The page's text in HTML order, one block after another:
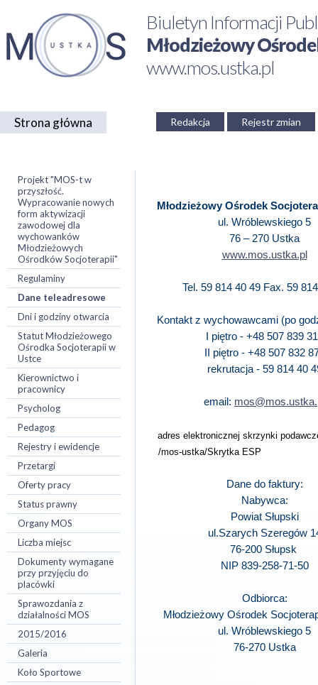
Biuletyn Informacji
Młodzieżowy
www.mos.ustka.pl
Strona główna Redakcja Rejestr zmian
Projekt "MOS-t w
przyszłość.
Wypracowanie nowych
form aktywizacji
zawodowej dla
wychowanków
Młodzieżowych
Ośrodków Socjoterapii"
Regulaminy
Dane teleadresowe
Dni i godziny otwarcia
Statut Młodzieżowego
Ośrodka Socjoterapii w
Ustce
Kierownictwo i
pracownicy
Psycholog
Pedagog
Rejestry i ewidencje
Przetargi
Oferty pracy
Status prawny
Organy MOS
Liczba miejsc
Dokumenty wymagane
przy przyjęciu do
placówki
Sprawozdania z
działalności MOS
2015/2016
Galeria
Koło Sportowe
Młodzieżowy Ośrodek
ul. Wróblewskiego 5
76 – 270 Ustka
www.mos.ustka.pl
Tel. 59 814 40 49 Fax. 59
Kontakt z wychowawcami (po
I piętro - +48 507 839
II piętro - +48 507 832
rekrutacja - 59 814 40
email:
adres elektronicznej skrzynki
/mos-ustka/Skrytka ESP
Dane do faktury:
Nabywca:
Powiat Słupski
ul.Szarych Szeregów
76-200 Słupsk
NIP 839-258-71-50
Odbiorca:
Młodzieżowy Ośrodek
ul. Wróblewskiego 5
76-270 Ustka